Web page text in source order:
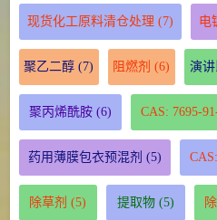
现货化工原料清仓处理 (7) 电
聚乙二醇 (7) 阻燃剂 (6) 演
聚丙烯酰胺(6) CAS: 7695-
药用薄膜包衣预混剂 (5)
除草剂 (5) 提取物(5)